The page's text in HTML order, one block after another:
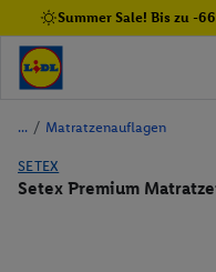
Summer Sale! Bis zu -
/ Matratzenauflagen
SETEX
Setex Premium